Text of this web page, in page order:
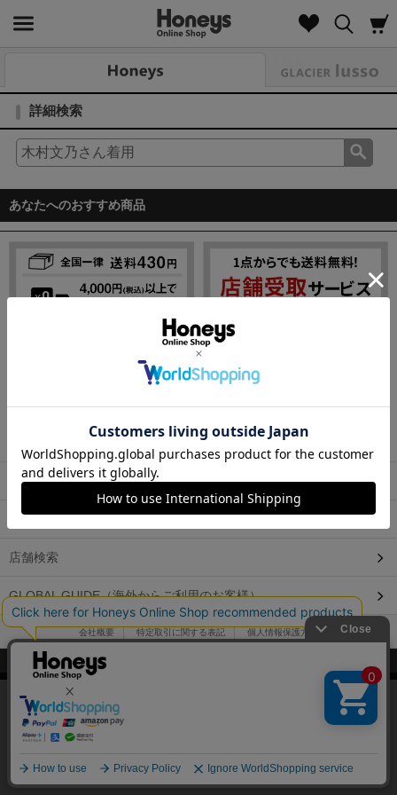
詳細検索
あなたへのおすすめ商品
よくあるお問い合わせ
営業日カレンダー
店舗検索
GLOBAL GUIDE（海外からご利用のお客様）
会社概要 特定取引に関する表記 個人情報保護方針
©2009 HONEYS CO., LTD. All Rights Reserved.
当サイトでは、サイトの利便性向上のため、クッキー(Cookie)を使
用しています。詳しくは「
」をご覧くださ
OK